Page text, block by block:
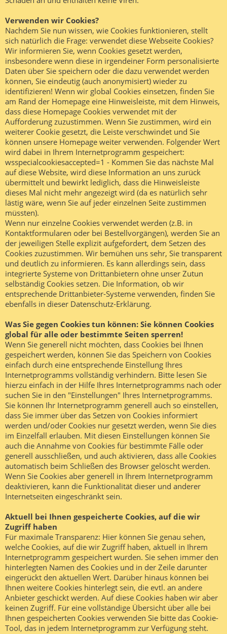
Verwenden wir Cookies?
Nachdem Sie nun wissen, wie Cookies funktionieren, stellt
sich natürlich die Frage: verwendet diese Webseite Cookies?
Wir informieren Sie, wenn Cookies gesetzt werden,
insbesondere wenn diese in irgendeiner Form personalisierte
Daten über Sie speichern oder die dazu verwendet werden
können, Sie eindeutig (auch anonymisiert) wieder zu
identifizieren! Wenn wir global Cookies einsetzen, finden Sie
am Rand der Homepage eine Hinweisleiste, mit dem Hinweis,
dass diese Homepage Cookies verwendet mit der
Aufforderung zuzustimmen. Wenn Sie zustimmen, wird ein
weiterer Cookie gesetzt, die Leiste verschwindet und Sie
können unsere Homepage weiter verwenden. Folgender Wert
wird dabei in Ihrem Internetprogramm gespeichert:
wsspecialcookiesaccepted=1 - Kommen Sie das nächste Mal
auf diese Website, wird diese Information an uns zurück
übermittelt und bewirkt lediglich, dass die Hinweisleiste
dieses Mal nicht mehr angezeigt wird (da es natürlich sehr
lästig wäre, wenn Sie auf jeder einzelnen Seite zustimmen
müssten).
Wenn nur einzelne Cookies verwendet werden (z.B. in
Kontaktformularen oder bei Bestellvorgängen), werden Sie an
der jeweiligen Stelle explizit aufgefordert, dem Setzen des
Cookies zuzustimmen. Wir bemühen uns sehr, Sie transparent
und deutlich zu informieren. Es kann allerdings sein, dass
integrierte Systeme von Drittanbietern ohne unser Zutun
selbständig Cookies setzen. Die Information, ob wir
entsprechende Drittanbieter-Systeme verwenden, finden Sie
ebenfalls in dieser Datenschutz-Erklärung.
Was Sie gegen Cookies tun können: Sie können Cookies
global für alle oder bestimmte Seiten sperren!
Wenn Sie generell nicht möchten, dass Cookies bei Ihnen
gespeichert werden, können Sie das Speichern von Cookies
einfach durch eine entsprechende Einstellung Ihres
Internetprogramms vollständig verhindern. Bitte lesen Sie
hierzu einfach in der Hilfe Ihres Internetprogramms nach oder
suchen Sie in den "Einstellungen" Ihres Internetprogramms.
Sie können Ihr Internetprogramm generell auch so einstellen,
dass Sie immer über das Setzen von Cookies informiert
werden und/oder Cookies nur gesetzt werden, wenn Sie dies
im Einzelfall erlauben. Mit diesen Einstellungen können Sie
auch die Annahme von Cookies für bestimmte Fälle oder
generell ausschließen, und auch aktivieren, dass alle Cookies
automatisch beim Schließen des Browser gelöscht werden.
Wenn Sie Cookies aber generell in Ihrem Internetprogramm
deaktivieren, kann die Funktionalität dieser und anderer
Internetseiten eingeschränkt sein.
Aktuell bei Ihnen gespeicherte Cookies, auf die wir
Zugriff haben
Für maximale Transparenz: Hier können Sie genau sehen,
welche Cookies, auf die wir Zugriff haben, aktuell in Ihrem
Internetprogramm gespeichert wurden. Sie sehen immer den
hinterlegten Namen des Cookies und in der Zeile darunter
eingerückt den aktuellen Wert. Darüber hinaus können bei
Ihnen weitere Cookies hinterlegt sein, die evtl. an andere
Anbieter geschickt werden. Auf diese Cookies haben wir aber
keinen Zugriff. Für eine vollständige Übersicht über alle bei
Ihnen gespeicherten Cookies verwenden Sie bitte das Cookie-
Tool, das in jedem Internetprogramm zur Verfügung steht.